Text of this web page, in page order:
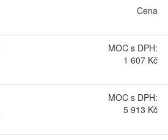
Cena
MOC s DPH:
1 607 Kč
MOC s DPH:
5 913 Kč